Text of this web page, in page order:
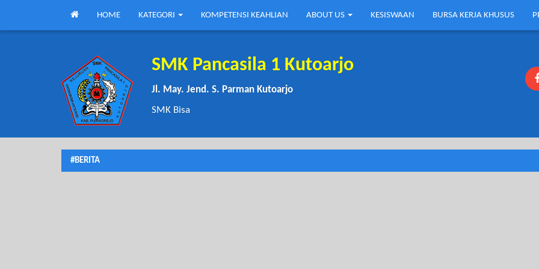
HOME KATEGORI KOMPETENSI KEAHLIAN ABOUT US KESISWAAN BURSA KERJA KHUSUS
SMK Pancasila 1 Kutoarjo
Jl. May. Jend. S. Parman Kutoarjo
SMK Bisa
#BERITA